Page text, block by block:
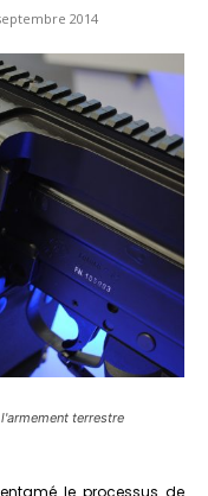
2014
terrestre
entamé le processus de